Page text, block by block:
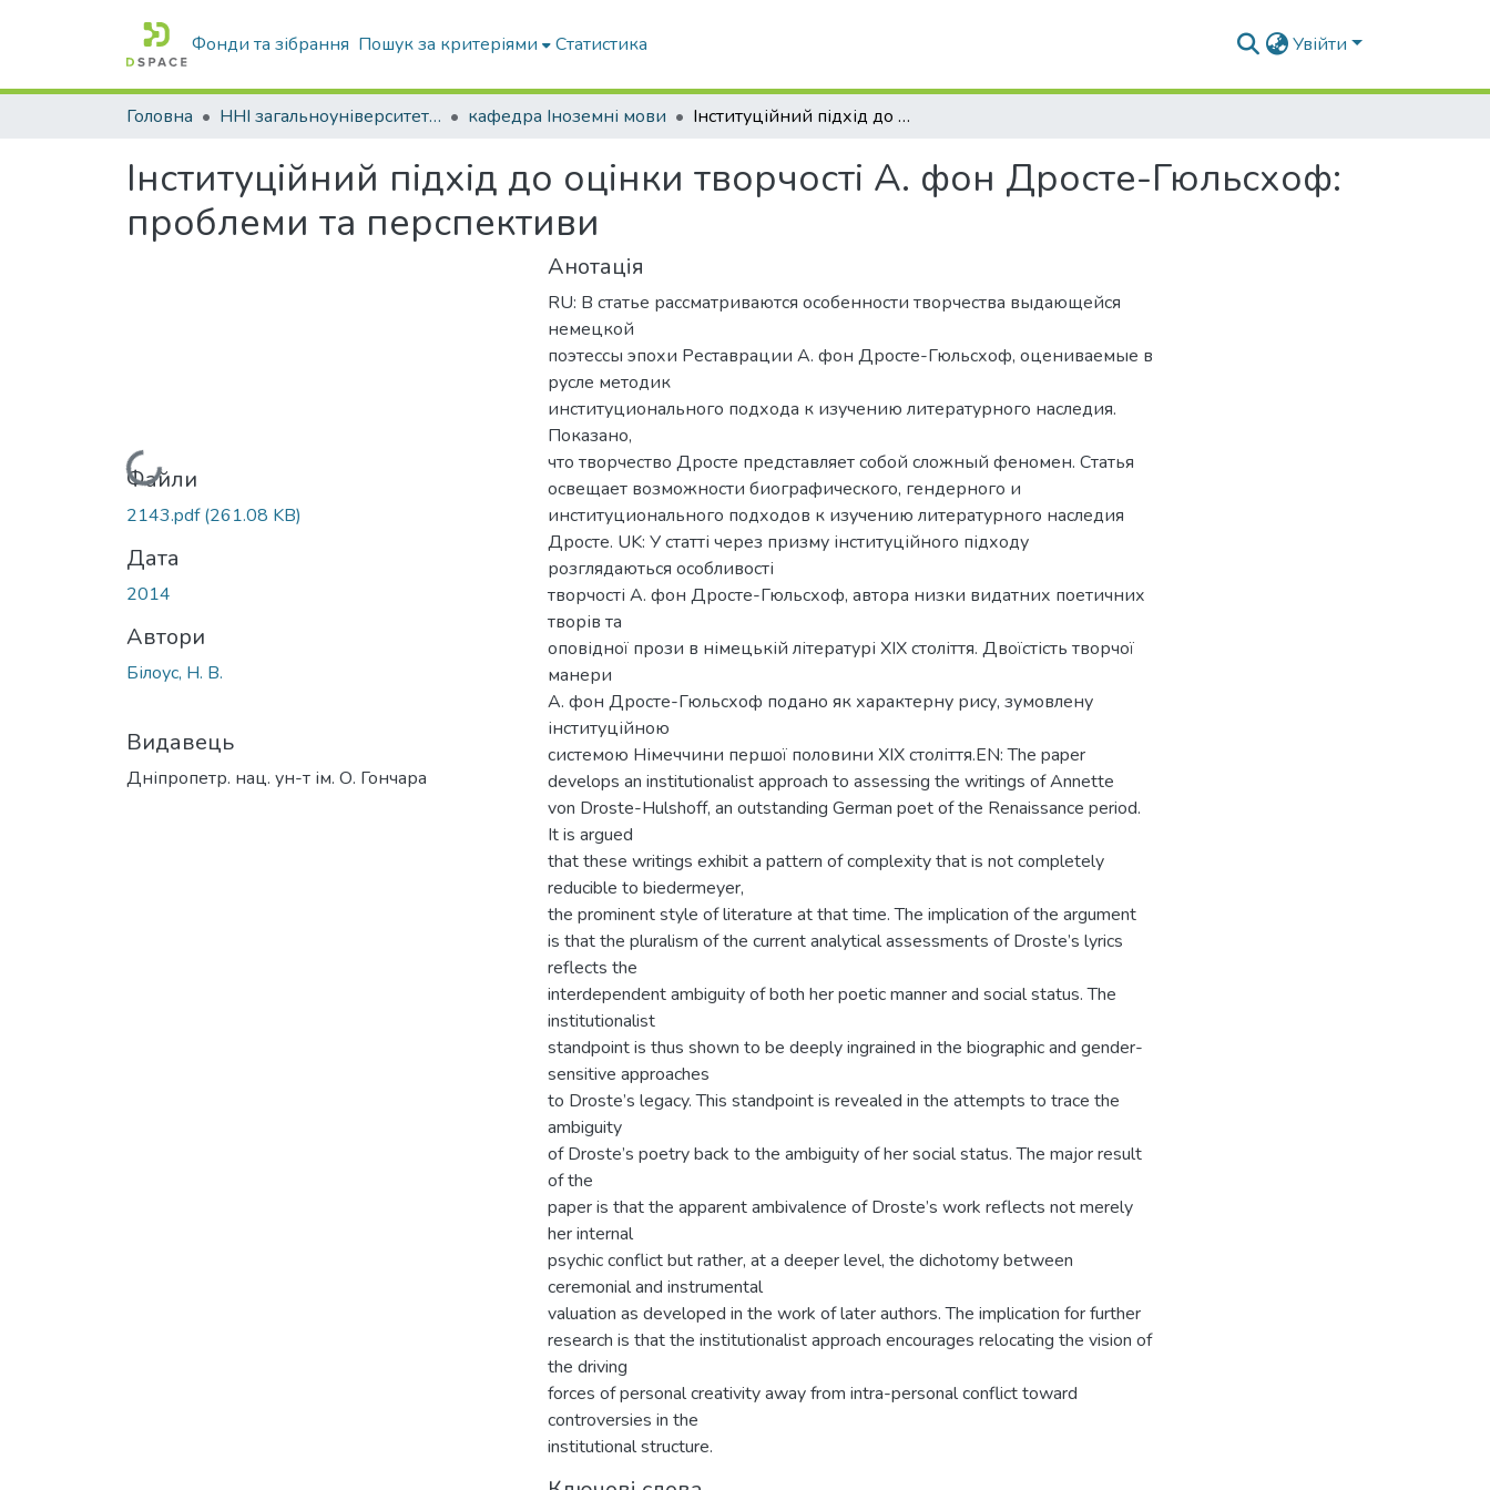
Фонди та зібрання Пошук за критеріями Статистика Увійти
Головна ННІ загальноуніверситетської підготовки кафедра Іноземні мови Інституційний підхід до оцінки творчості А. фон Дросте-Гюльсхоф: проблеми та перспективи
Інституційний підхід до оцінки творчості А. фон Дросте-Гюльсхоф:
проблеми та перспективи
Вантажиться...
Файли
2143.pdf(261.08 KB)
Дата
2014
Автори
Білоус, Н. В.
Видавець
Дніпропетр. нац. ун-т ім. О. Гончара
Анотація
RU: В статье рассматриваются особенности творчества выдающейся
немецкой
поэтессы эпохи Реставрации А. фон Дросте-Гюльсхоф, оцениваемые в
русле методик
институционального подхода к изучению литературного наследия.
Показано,
что творчество Дросте представляет собой сложный феномен. Статья
освещает возможности биографического, гендерного и
институционального подходов к изучению литературного наследия
Дросте. UK: У статті через призму інституційного підходу
розглядаються особливості
творчості А. фон Дросте-Гюльсхоф, автора низки видатних поетичних
творів та
оповідної прози в німецькій літературі ХІХ століття. Двоїстість творчої
манери
А. фон Дросте-Гюльсхоф подано як характерну рису, зумовлену
інституційною
системою Німеччини першої половини ХІХ століття.EN: The paper
develops an institutionalist approach to assessing the writings of Annette
von Droste-Hulshoff, an outstanding German poet of the Renaissance period.
It is argued
that these writings exhibit a pattern of complexity that is not completely
reducible to biedermeyer,
the prominent style of literature at that time. The implication of the argument
is that the pluralism of the current analytical assessments of Droste’s lyrics
reflects the
interdependent ambiguity of both her poetic manner and social status. The
institutionalist
standpoint is thus shown to be deeply ingrained in the biographic and gender-
sensitive approaches
to Droste’s legacy. This standpoint is revealed in the attempts to trace the
ambiguity
of Droste’s poetry back to the ambiguity of her social status. The major result
of the
paper is that the apparent ambivalence of Droste’s work reflects not merely
her internal
psychic conflict but rather, at a deeper level, the dichotomy between
ceremonial and instrumental
valuation as developed in the work of later authors. The implication for further
research is that the institutionalist approach encourages relocating the vision of
the driving
forces of personal creativity away from intra-personal conflict toward
controversies in the
institutional structure.